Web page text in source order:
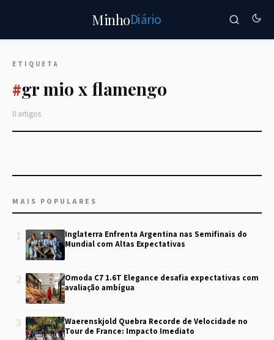
MinhoDiário
ETIQUETA
#gr mio x flamengo
0 artigos
MAIS POPULARES
1
Inglaterra Enfrenta Argentina nas Semifinais do
Mundial com Altas Expectativas
2
Omoda C7 1.6T Elegance desafia expectativas com
avaliação ambígua
3
Waerenskjold Quebra Recorde de Velocidade no
Tour de France: Impacto Imediato